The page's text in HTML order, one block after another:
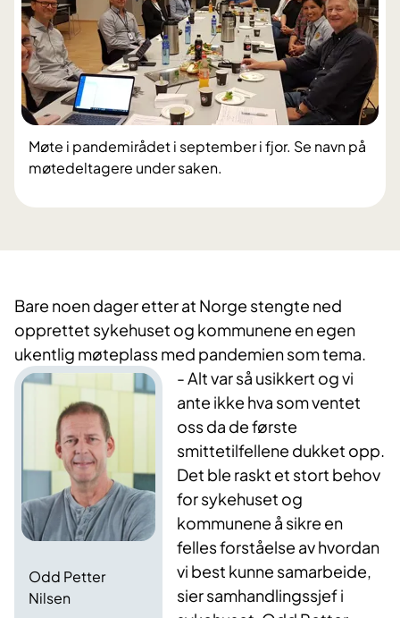
Møte i pandemirådet i september i fjor. Se navn på
møtedeltagere under saken.
Bare noen dager etter at Norge stengte ned
opprettet sykehuset og kommunene en egen
ukentlig møteplass med pandemien som tema.
Odd Petter
Nilsen
- Alt var så usikkert og vi
ante ikke hva som ventet
oss da de første
smittetilfellene dukket opp.
Det ble raskt et stort behov
for sykehuset og
kommunene å sikre en
felles forståelse av hvordan
vi best kunne samarbeide,
sier samhandlingssjef i